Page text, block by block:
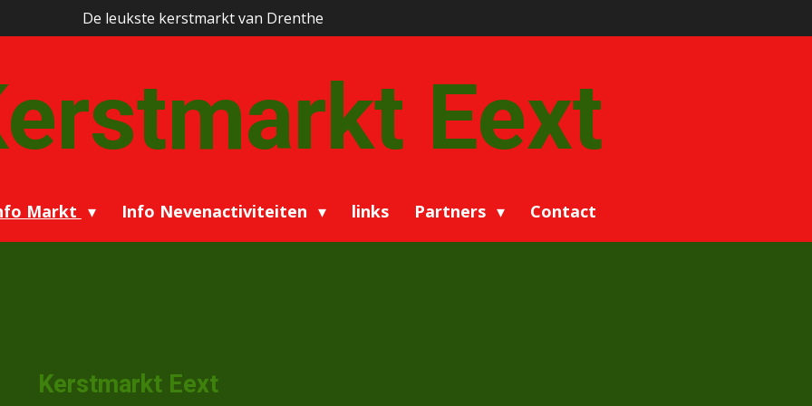
De leukste kerstmarkt van Drenthe
Eext
Markt Info Nevenactiviteiten links Partners Contact
Kerstmarkt Eext